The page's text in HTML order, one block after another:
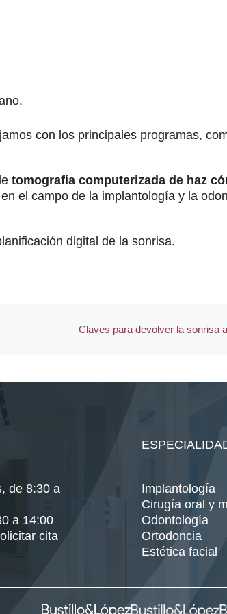
con los principales programas,
tomografía computerizada de haz
el campo de la implantología y la
digital de la sonrisa.
Claves para devolver la sonrisa
de 8:30 a
a 14:00
cita
Implantología
Cirugía oral y
Odontología
Ortodoncia
Estética facial